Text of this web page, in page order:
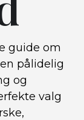
guide om
pålidelig
og
valg